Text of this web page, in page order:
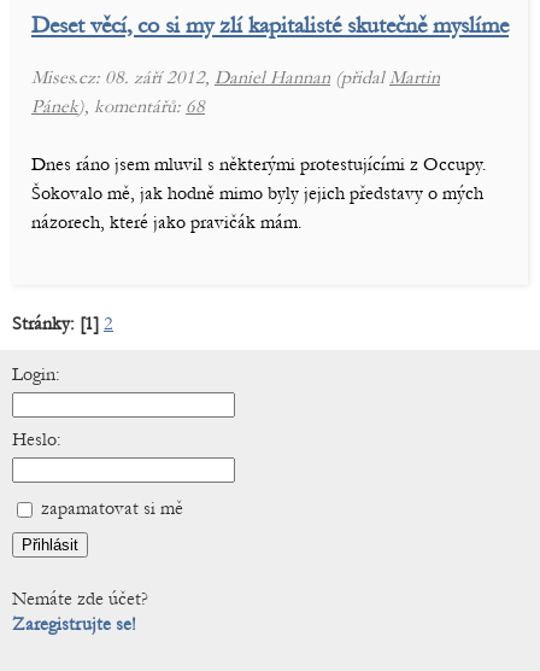
Deset věcí, co si my zlí kapitalisté skutečně myslíme
Mises.cz: 08. září 2012, Daniel Hannan (přidalMartin
Pánek), komentářů: 68
Dnes ráno jsem mluvil s některými protestujícími z Occupy.
Šokovalo mě, jak hodně mimo byly jejich představy o mých
názorech, které jako pravičák mám.
Stránky: [1] 2
Login:
Heslo:
zapamatovat si mě
Nemáte zde účet?
Zaregistrujte se!